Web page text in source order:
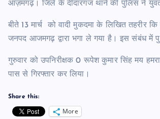
आज़मगढ़। जिले के दीदारगंज थाने की पुलिस ने
बीते 13 मार्च को वादी मुकदमा के लिखित तहरीर कि
जनपद आजमगढ़ द्वारा भगा ले गया है। इस संबंध में
गुरुवार को उपनिरीक्षक 0 रूपेश कुमार सिंह मय
पास से गिरफ्तार कर लिया।
Share this:
More